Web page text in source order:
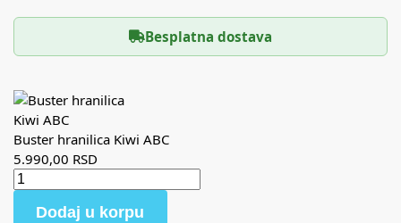
Besplatna dostava
Buster hranilica Kiwi ABC
5.990,00 RSD
Dodaj u korpu